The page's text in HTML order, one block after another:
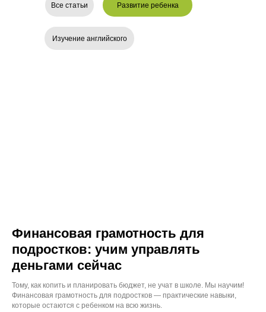
Все статьи Развитие ребенка
Изучение английского
Финансовая грамотность для
подростков: учим управлять
деньгами сейчас
Тому, как копить и планировать бюджет, не учат в школе. Мы научим!
Финансовая грамотность для подростков — практические навыки,
которые остаются с ребенком на всю жизнь.